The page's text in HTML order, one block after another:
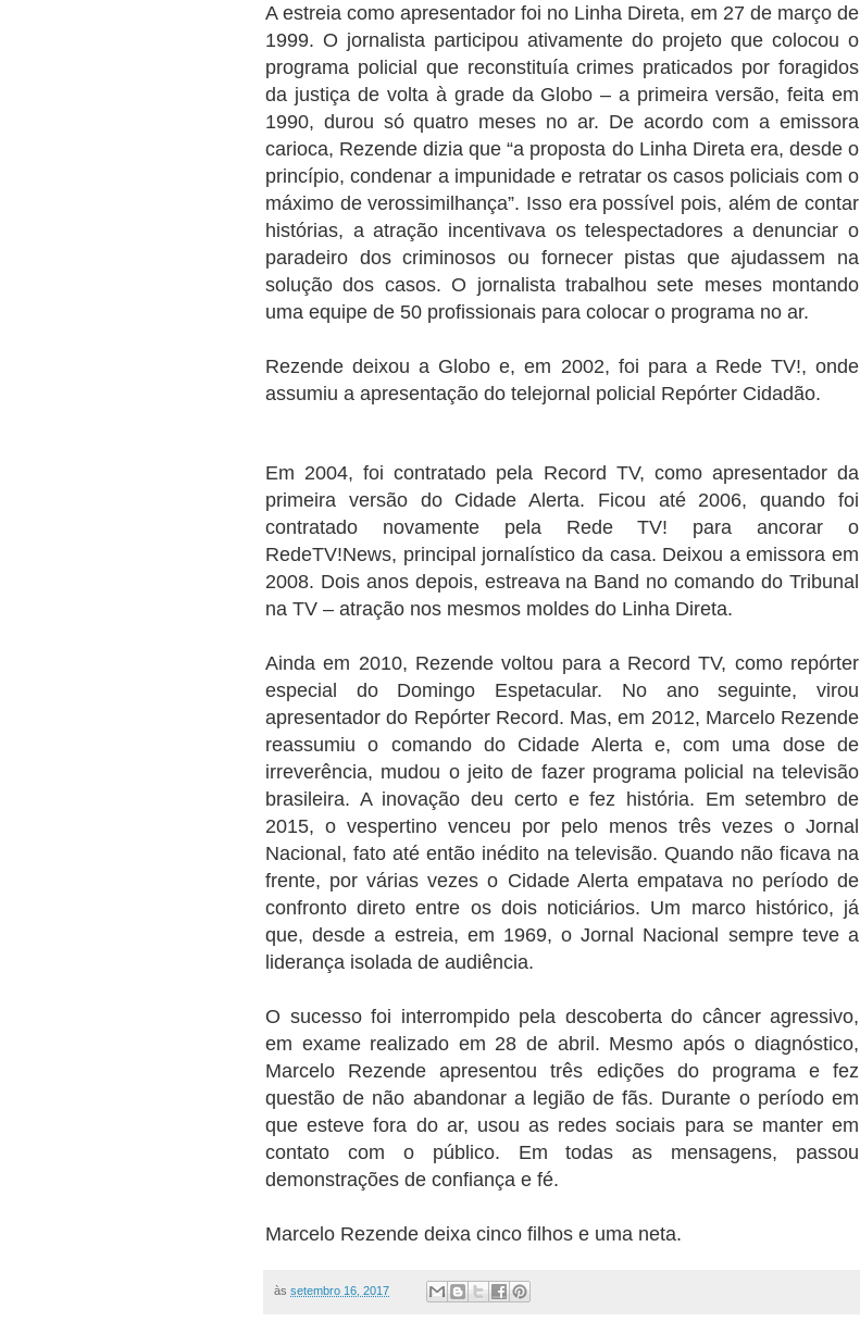
A estreia como apresentador foi no Linha Direta, em 27 de março de
1999. O jornalista participou ativamente do projeto que colocou o
programa policial que reconstituía crimes praticados por foragidos
da justiça de volta à grade da Globo – a primeira versão, feita em
1990, durou só quatro meses no ar. De acordo com a emissora
carioca, Rezende dizia que “a proposta do Linha Direta era, desde o
princípio, condenar a impunidade e retratar os casos policiais com o
máximo de verossimilhança”. Isso era possível pois, além de contar
histórias, a atração incentivava os telespectadores a denunciar o
paradeiro dos criminosos ou fornecer pistas que ajudassem na
solução dos casos. O jornalista trabalhou sete meses montando
uma equipe de 50 profissionais para colocar o programa no ar.
Rezende deixou a Globo e, em 2002, foi para a Rede TV!, onde
assumiu a apresentação do telejornal policial Repórter Cidadão.
Em 2004, foi contratado pela Record TV, como apresentador da
primeira versão do Cidade Alerta. Ficou até 2006, quando foi
contratado novamente pela Rede TV! para ancorar o
RedeTV!News, principal jornalístico da casa. Deixou a emissora em
2008. Dois anos depois, estreava na Band no comando do Tribunal
na TV – atração nos mesmos moldes do Linha Direta.
Ainda em 2010, Rezende voltou para a Record TV, como repórter
especial do Domingo Espetacular. No ano seguinte, virou
apresentador do Repórter Record. Mas, em 2012, Marcelo Rezende
reassumiu o comando do Cidade Alerta e, com uma dose de
irreverência, mudou o jeito de fazer programa policial na televisão
brasileira. A inovação deu certo e fez história. Em setembro de
2015, o vespertino venceu por pelo menos três vezes o Jornal
Nacional, fato até então inédito na televisão. Quando não ficava na
frente, por várias vezes o Cidade Alerta empatava no período de
confronto direto entre os dois noticiários. Um marco histórico, já
que, desde a estreia, em 1969, o Jornal Nacional sempre teve a
liderança isolada de audiência.
O sucesso foi interrompido pela descoberta do câncer agressivo,
em exame realizado em 28 de abril. Mesmo após o diagnóstico,
Marcelo Rezende apresentou três edições do programa e fez
questão de não abandonar a legião de fãs. Durante o período em
que esteve fora do ar, usou as redes sociais para se manter em
contato com o público. Em todas as mensagens, passou
demonstrações de confiança e fé.
Marcelo Rezende deixa cinco filhos e uma neta.
às setembro 16, 2017